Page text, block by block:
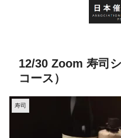
12/30 Zoom 寿司
コース）
寿司